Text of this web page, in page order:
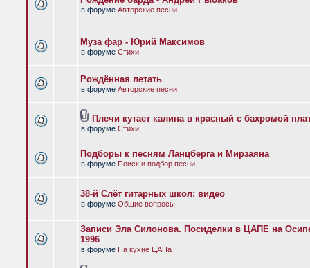
в форуме Авторские песни
Муза фар - Юрий Максимов
в форуме Стихи
Рождённая летать
в форуме Авторские песни
Плечи кутает калина в красный с бахромой
в форуме Стихи
Подборы к песням Ланцберга и Мирзаяна
в форуме Поиск и подбор песни
38-й Слёт гитарных школ: видео
в форуме Общие вопросы
Записи Эла Силонова. Посиделки в ЦАПЕ на
1996
в форуме На кухне ЦАПа